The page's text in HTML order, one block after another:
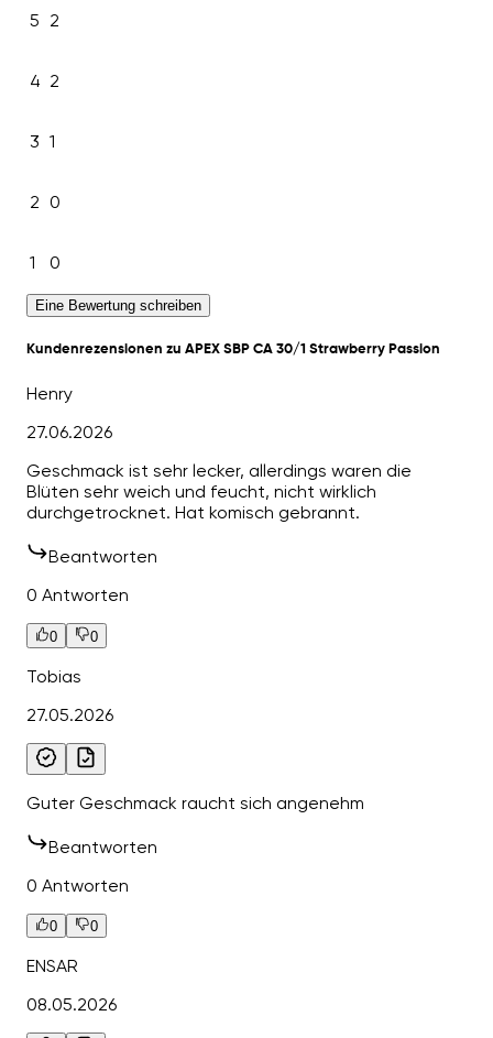
5 2
4 2
3 1
2 0
1 0
Eine Bewertung schreiben
Kundenrezensionen zu APEX SBP CA 30/1 Strawberry Passion
Henry
27.06.2026
Geschmack ist sehr lecker, allerdings waren die
Blüten sehr weich und feucht, nicht wirklich
durchgetrocknet. Hat komisch gebrannt.
Beantworten
0 Antworten
0 0
Tobias
27.05.2026
Guter Geschmack raucht sich angenehm
Beantworten
0 Antworten
0 0
ENSAR
08.05.2026